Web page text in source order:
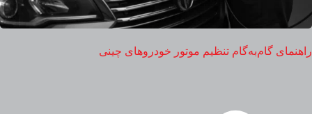
راهنمای گام‌به‌گام تنظیم موتور خودروهای چینی